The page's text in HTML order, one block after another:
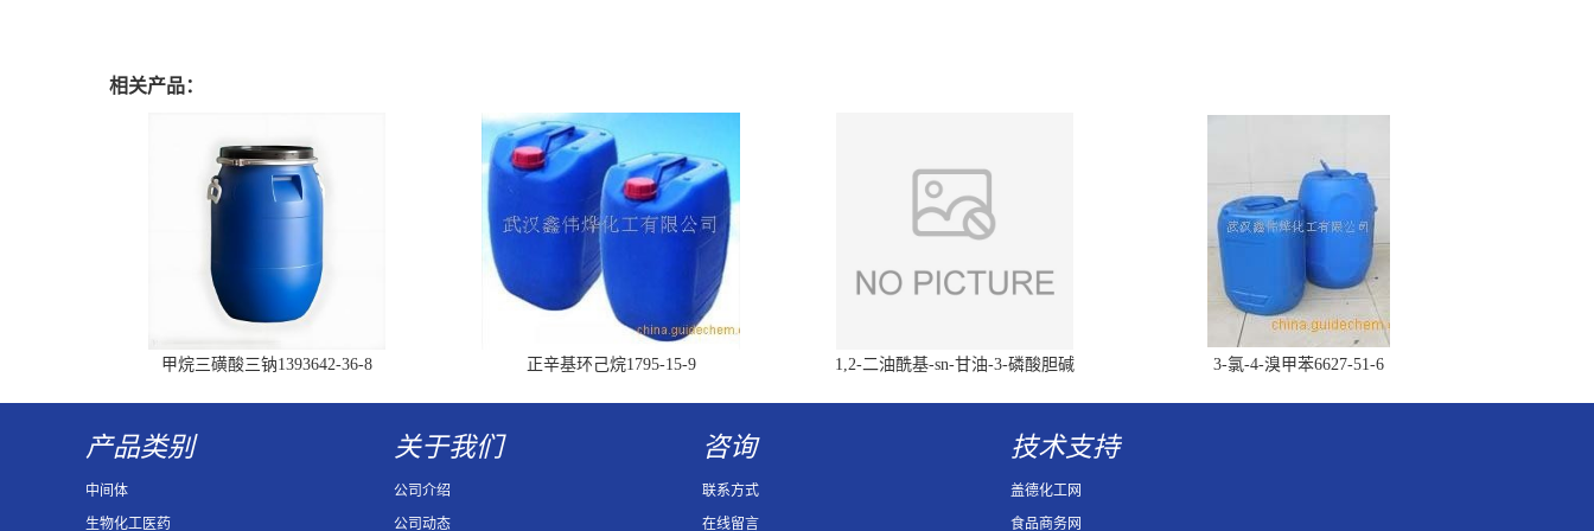
相关产品：
甲烷三磺酸三钠1393642-36-8 正辛基环己烷1795-15-9
1,2-二油酰基-sn-甘油-3-磷酸胆碱
3-氯-4-溴甲苯6627-51-6
产品类别
中间体
生物化工医药
关于我们
公司介绍
公司动态
咨询
联系方式
在线留言
技术支持
盖德化工网
食品商务网